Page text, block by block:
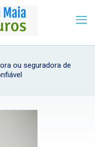
ou seguradora de